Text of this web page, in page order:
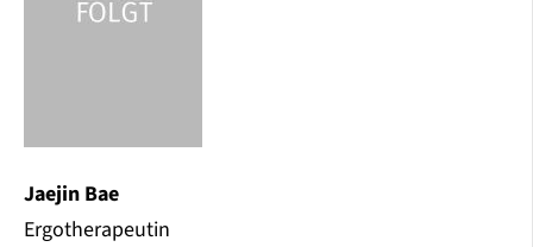
Jaejin Bae
Ergotherapeutin